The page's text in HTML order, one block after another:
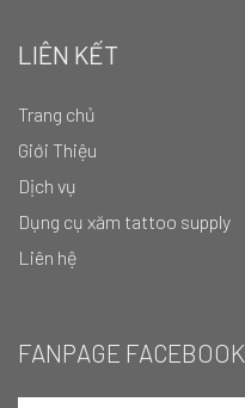
LIÊN KẾT
Trang chủ
Giới Thiệu
Dịch vụ
Dụng cụ xăm tattoo supply
Liên hệ
FANPAGE FACEBOOK